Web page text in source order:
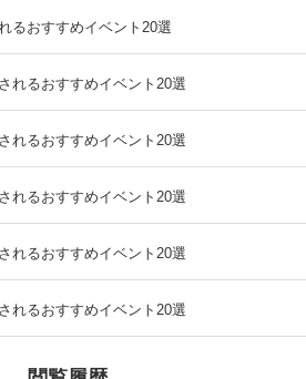
るおすすめイベント20選
れるおすすめイベント20選
れるおすすめイベント20選
れるおすすめイベント20選
れるおすすめイベント20選
れるおすすめイベント20選